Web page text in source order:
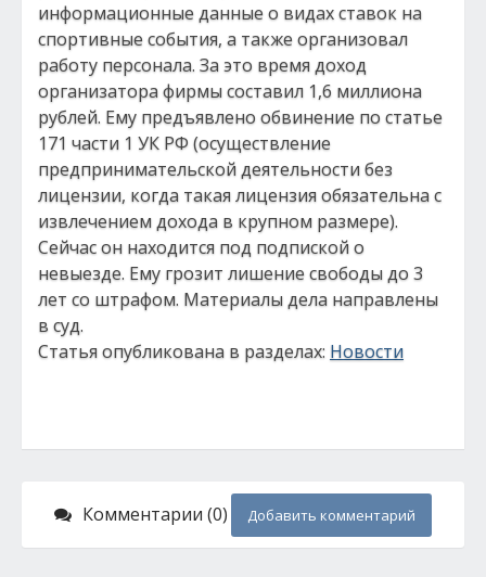
информационные данные о видах ставок на
спортивные события, а также организовал
работу персонала. За это время доход
организатора фирмы составил 1,6 миллиона
рублей. Ему предъявлено обвинение по статье
171 части 1 УК РФ (осуществление
предпринимательской деятельности без
лицензии, когда такая лицензия обязательна с
извлечением дохода в крупном размере).
Сейчас он находится под подпиской о
невыезде. Ему грозит лишение свободы до 3
лет со штрафом. Материалы дела направлены
в суд.
Статья опубликована в разделах: Новости
Комментарии (0) Добавить комментарий